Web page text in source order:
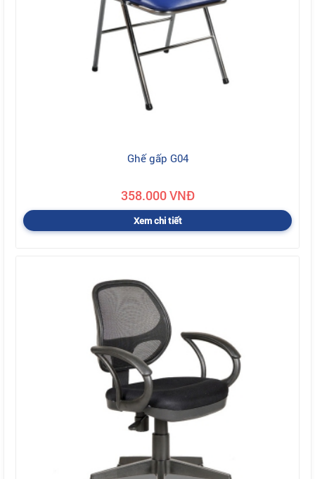
Ghế gấp G04
358.000 VNĐ
Xem chi tiết